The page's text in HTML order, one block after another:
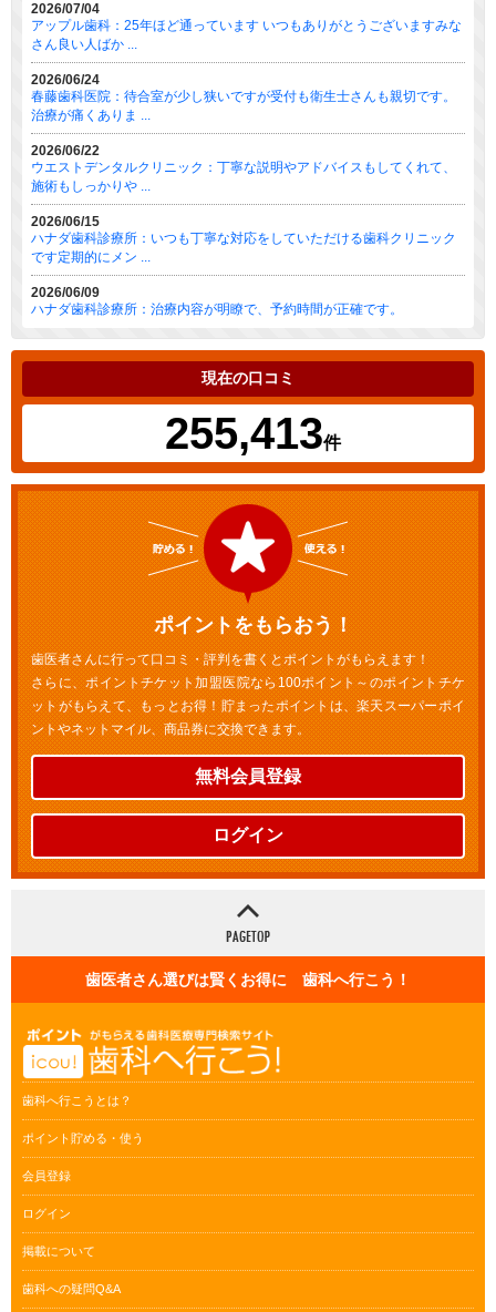
2026/07/04
アップル歯科：25年ほど通っています いつもありがとうございますみな
さん良い人ばか ...
2026/06/24
春藤歯科医院：待合室が少し狭いですが受付も衛生士さんも親切です。
治療が痛くありま ...
2026/06/22
ウエストデンタルクリニック：丁寧な説明やアドバイスもしてくれて、
施術もしっかりや ...
2026/06/15
ハナダ歯科診療所：いつも丁寧な対応をしていただける歯科クリニック
です定期的にメン ...
2026/06/09
ハナダ歯科診療所：治療内容が明瞭で、予約時間が正確です。
現在の口コミ
255,413件
ポイントをもらおう！
歯医者さんに行って口コミ・評判を書くとポイントがもらえます！
さらに、ポイントチケット加盟医院なら100ポイント～のポイントチケ
ットがもらえて、もっとお得！貯まったポイントは、楽天スーパーポイ
ントやネットマイル、商品券に交換できます。
無料会員登録
ログイン
歯医者さん選びは賢くお得に 歯科へ行こう！
歯科へ行こうとは？
ポイント貯める・使う
会員登録
ログイン
掲載について
歯科への疑問Q&A